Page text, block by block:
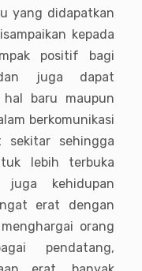
yang didapatkan
kepada
positif bagi
juga dapat
hal baru maupun
berkomunikasi
sekitar sehingga
lebih terbuka
kehidupan
erat dengan
orang
pendatang,